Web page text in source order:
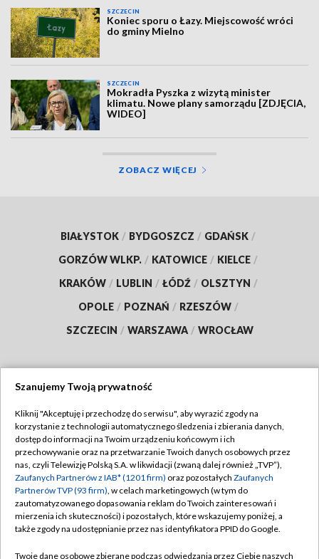
SZCZECIN
Koniec sporu o Łazy. Miejscowość wróci
do gminy Mielno
SZCZECIN
Mokradła Pyszka z wizytą minister
klimatu. Nowe plany samorządu [ZDJĘCIA,
WIDEO]
ZOBACZ WIĘCEJ
BIAŁYSTOK / BYDGOSZCZ / GDAŃSK /
GORZÓW WLKP. / KATOWICE / KIELCE /
KRAKÓW / LUBLIN / ŁÓDŹ / OLSZTYN /
OPOLE / POZNAŃ / RZESZÓW /
SZCZECIN / WARSZAWA / WROCŁAW
TVP
Abonament TVP
Emisja w TVP
Centrum informacji TVP
Naziemna Telewizja Cyfrowa
Regulamin TVP
Polityka prywatności
Moje zgody
Pomoc
Szanujemy Twoją prywatność
Kliknij "Akceptuję i przechodzę do serwisu", aby wyrazić zgody na
korzystanie z technologii automatycznego śledzenia i zbierania danych,
dostęp do informacji na Twoim urządzeniu końcowym i ich
przechowywanie oraz na przetwarzanie Twoich danych osobowych przez
nas, czyli Telewizję Polską S.A. w likwidacji (zwaną dalej również „TVP”),
Zaufanych Partnerów z IAB* (1201 firm) oraz pozostałych Zaufanych
Partnerów TVP (93 firm), w celach marketingowych (w tym do
zautomatyzowanego dopasowania reklam do Twoich zainteresowań i
mierzenia ich skuteczności) i pozostałych, które wskazujemy poniżej, a
także zgody na udostępnianie przez nas identyfikatora PPID do Google.
Twoje dane osobowe zbierane podczas odwiedzania przez Ciebie naszych